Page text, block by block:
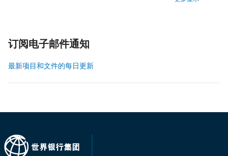
订阅电子邮件通知
最新项目和文件的每日更新